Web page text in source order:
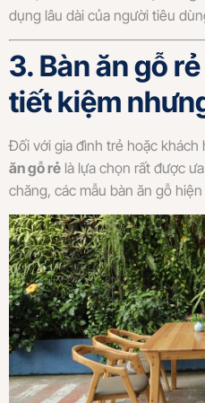
dụng lâu dài của người tiêu
3. Bàn ăn gỗ
tiết kiệm
Đối với gia đình trẻ hoặc khách
ăn gỗ rẻ là lựa chọn rất được
chăng, các mẫu bàn ăn gỗ